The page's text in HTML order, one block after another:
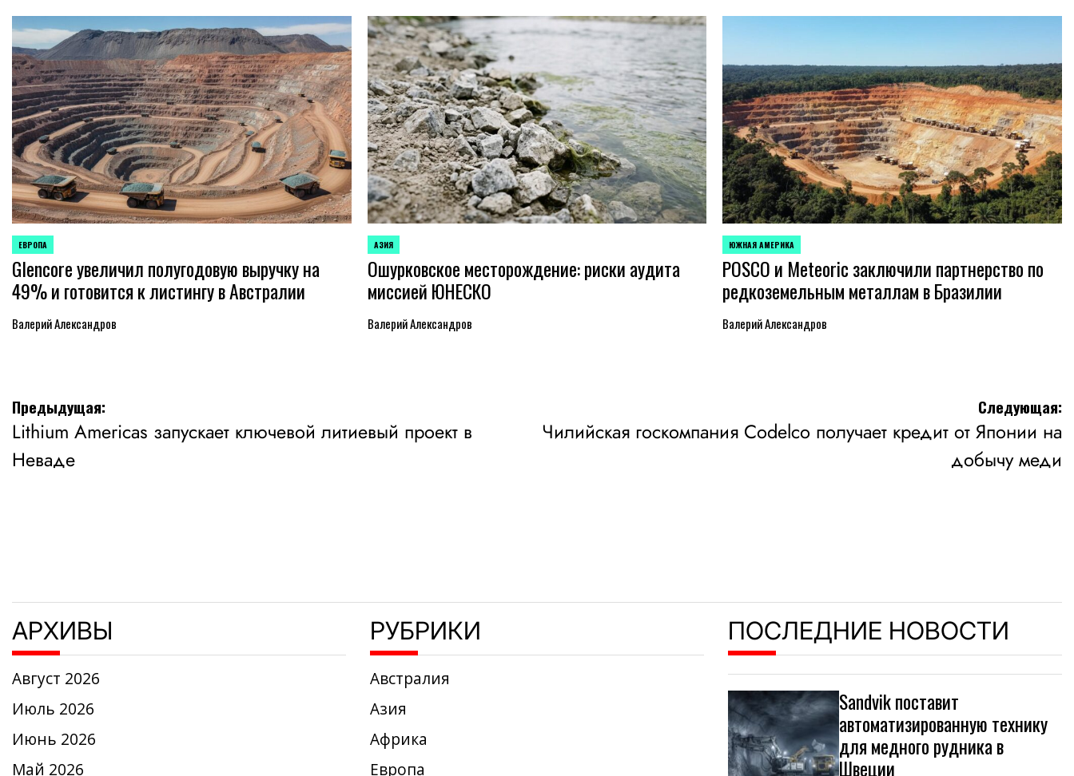
ОПУБЛИКОВАНО
В
ЕВРОПА
Glencore увеличил полугодовую выручку на
49% и готовится к листингу в Австралии
Валерий Александров
ОПУБЛИКОВАНО
В
АЗИЯ
Ошурковское месторождение: риски аудита
миссией ЮНЕСКО
Валерий Александров
ОПУБЛИКОВАНО
В
ЮЖНАЯ АМЕРИКА
POSCO и Meteoric заключили партнерство по
редкоземельным металлам в Бразилии
Валерий Александров
Навигация
по
записям
Предыдущая:
Lithium Americas запускает ключевой литиевый проект в
Неваде
Следующая:
Чилийская госкомпания Codelco получает кредит от Японии на
добычу меди
АРХИВЫ
Август 2026
Июль 2026
Июнь 2026
Май 2026
РУБРИКИ
Австралия
Азия
Африка
Европа
ПОСЛЕДНИЕ НОВОСТИ
Sandvik поставит
автоматизированную технику
для медного рудника в
Швеции